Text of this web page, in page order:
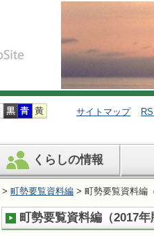
サイトマップ
くらしの情報
> 町勢要覧資料編 > 町勢要覧資料編
町勢要覧資料編（2017年